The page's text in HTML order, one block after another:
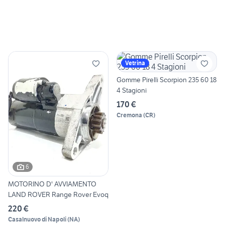
6
MOTORINO D' AVVIAMENTO
LAND ROVER Range Rover Evoq
220 €
Casalnuovo di Napoli(NA)
Vetrina
Gomme Pirelli Scorpion 235 60 18
4 Stagioni
170 €
Cremona (CR)